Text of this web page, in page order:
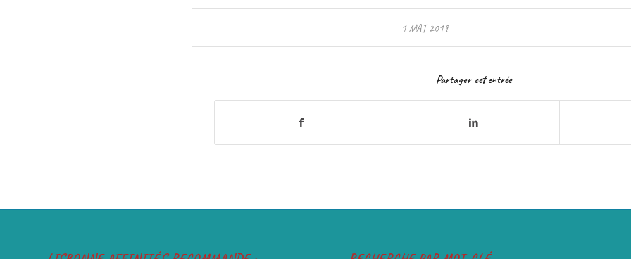
1 MAI 2019
Partager cet entrée